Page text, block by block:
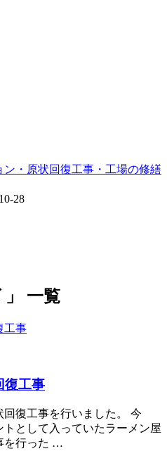
」 一覧
工事
復工事を行いました。 今
として入っていたラーメン屋
を行った …